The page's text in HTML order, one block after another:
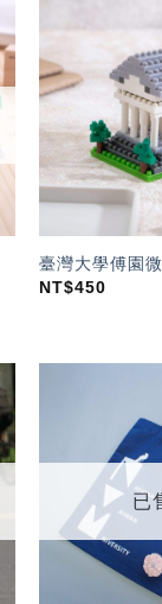
臺灣大學傅園
NT$450
已